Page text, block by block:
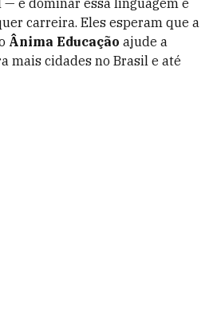
e dominar essa linguagem é
carreira. Eles esperam que a
Ânima Educação ajude a
mais cidades no Brasil e até